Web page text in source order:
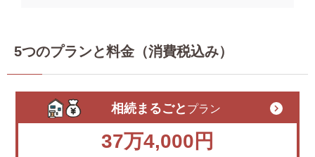
5つのプランと料金（消費税込み）
相続まるごと プラン
37万4,000円